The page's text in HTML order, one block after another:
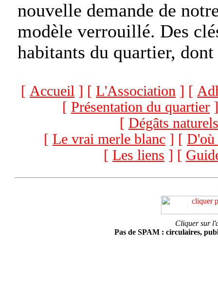
nouvelle demande de
modèle verrouillé. Des
habitants du quartier,
[ Accueil ] [ L'Association ] [
[ Présentation du quartier
[ Dégâts naturels
[ Le vrai merle blanc ] [ D'où
[ Les liens ] [
Cliquer sur
Pas de SPAM : circulaires,